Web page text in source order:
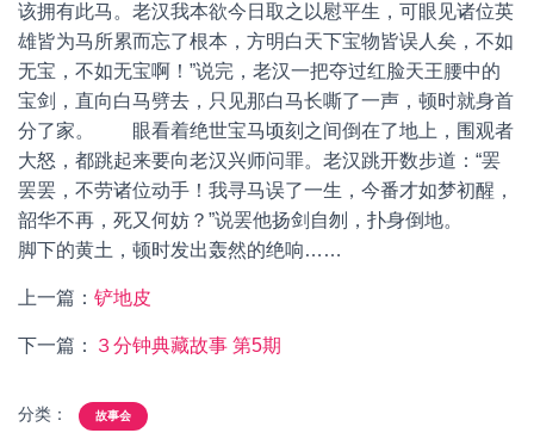
该拥有此马。老汉我本欲今日取之以慰平生，可眼见诸位英
雄皆为马所累而忘了根本，方明白天下宝物皆误人矣，不如
无宝，不如无宝啊！”说完，老汉一把夺过红脸天王腰中的
宝剑，直向白马劈去，只见那白马长嘶了一声，顿时就身首
分了家。 眼看着绝世宝马顷刻之间倒在了地上，围观者
大怒，都跳起来要向老汉兴师问罪。老汉跳开数步道：“罢
罢罢，不劳诸位动手！我寻马误了一生，今番才如梦初醒，
韶华不再，死又何妨？”说罢他扬剑自刎，扑身倒地。
脚下的黄土，顿时发出轰然的绝响……
上一篇： 铲地皮
下一篇： ３分钟典藏故事 第5期
分类： 故事会